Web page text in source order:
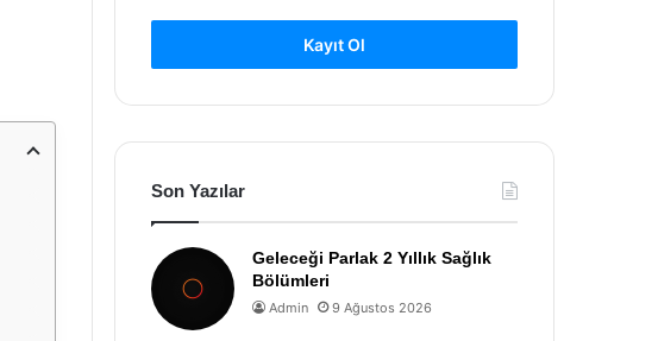
Kayıt Ol
Son Yazılar
Geleceği Parlak 2 Yıllık Sağlık
Bölümleri
Admin 9 Ağustos 2026